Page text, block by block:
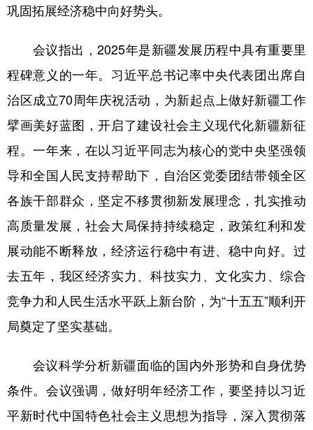
巩固拓展经济稳中向好势头。
会议指出，2025年是新疆发展历程中具有重要里
程碑意义的一年。习近平总书记率中央代表团出席自
治区成立70周年庆祝活动，为新起点上做好新疆工作
擘画美好蓝图，开启了建设社会主义现代化新疆新征
程。一年来，在以习近平同志为核心的党中央坚强领
导和全国人民支持帮助下，自治区党委团结带领全区
各族干部群众，坚定不移贯彻新发展理念，扎实推动
高质量发展，社会大局保持持续稳定，政策红利和发
展动能不断释放，经济运行稳中有进、稳中向好。过
去五年，我区经济实力、科技实力、文化实力、综合
竞争力和人民生活水平跃上新台阶，为“十五五”顺利开
局奠定了坚实基础。
会议科学分析新疆面临的国内外形势和自身优势
条件。会议强调，做好明年经济工作，要坚持以习近
平新时代中国特色社会主义思想为指导，深入贯彻落